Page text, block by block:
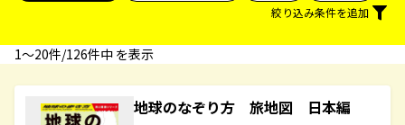
絞り込み条件を追加
1〜20件/126件中 を表示
地球のなぞり方 旅地図 日本編